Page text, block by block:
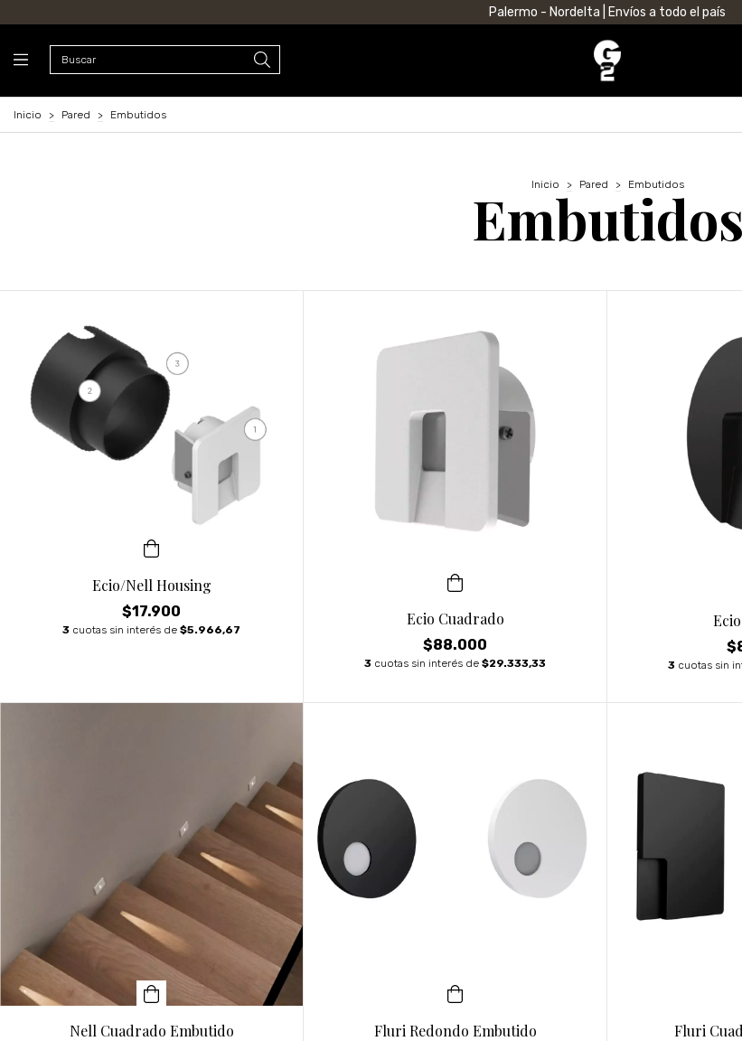
Palermo - Nordelta | Envíos a todo el país
Inicio > Pared > Embutidos
Inicio > Pared > Embutidos
Embutidos
Ecio/Nell Housing
$17.900
3 cuotas sin interés de $5.966,67
Ecio Cuadrado
$88.000
3 cuotas sin interés de $29.333,33 3 cuotas sin
Nell Cuadrado Embutido Fluri Redondo Embutido Fluri